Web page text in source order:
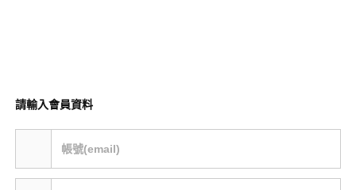
請輸入會員資料
帳號(email)